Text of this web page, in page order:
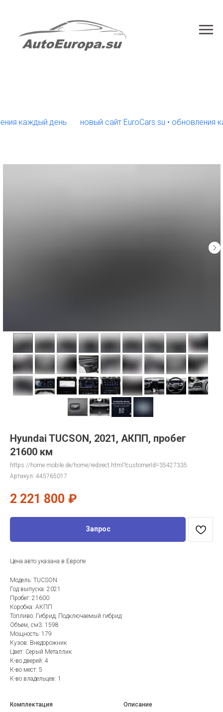
день новый сайт EuroCars.su • обновления
Hyundai TUCSON, 2021, АКПП, пробег
21600 км
https://home.mobile.de/home/redirect.html?customerId=35427335
Артикул: 445765017
2 221 800 ₽
Запрос
Цена авто указана в Европе
Модель: TUCSON
Год выпуска: 2021
Пробег: 21600
Коробка: АКПП
Топливо: Гибрид, Подключаемый гибрид
Объем, см3: 1598
Мощность: 179
Кузов: Внедорожник
Цвет: Серый Металлик
К-во дверей: 4
К-во мест: 5
К-во владельцев: 1
Комплектация Описание